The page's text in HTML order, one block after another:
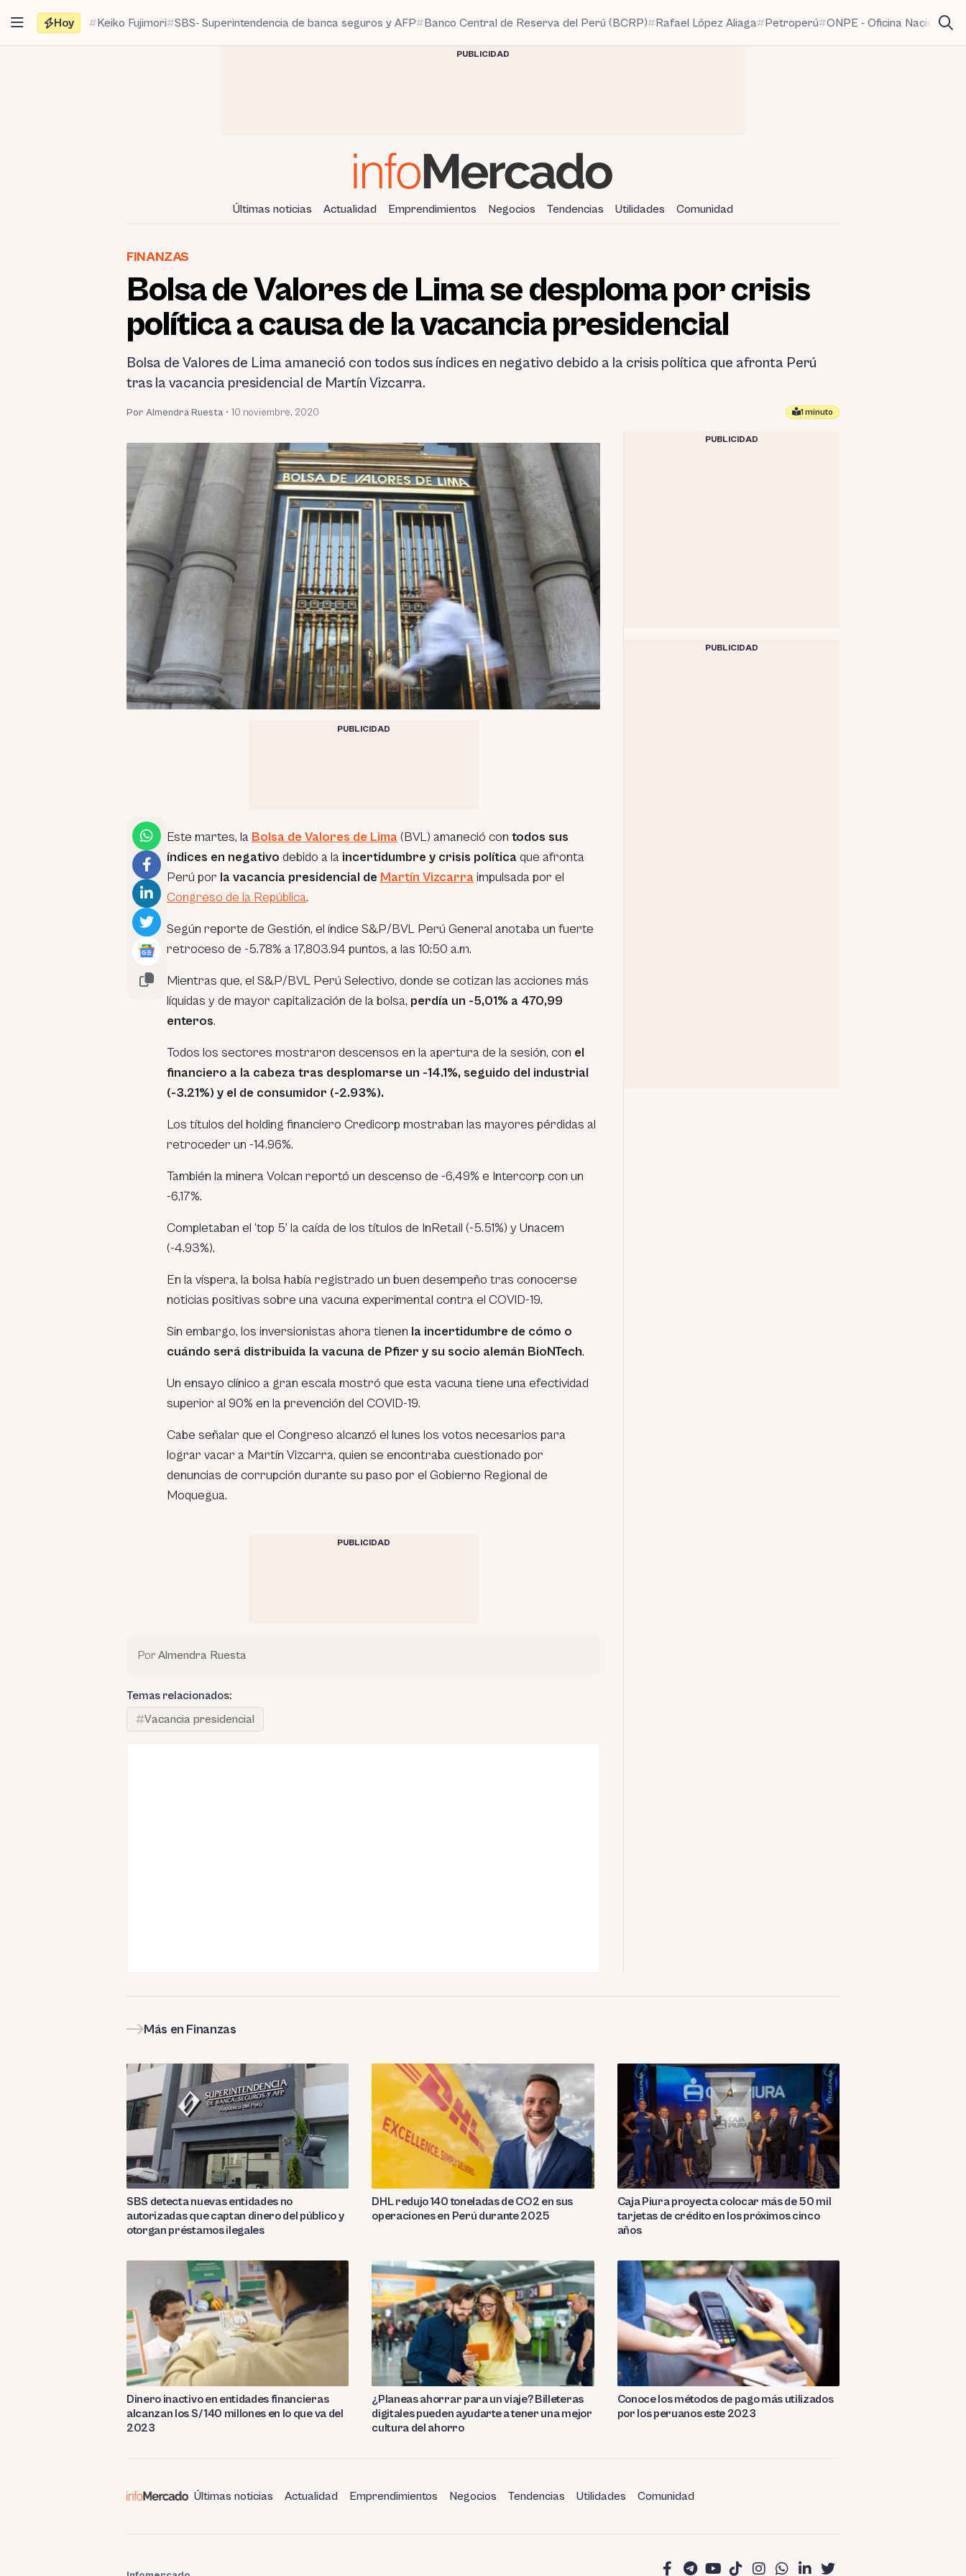
contenido
Hoy Keiko Fujimori SBS- Superintendencia de banca seguros y AFP Banco Central de Reserva del Perú (BCRP) Rafael López Aliaga Petroperú ONPE - Oficina Nacional
PUBLICIDAD
Últimas noticias Actualidad Emprendimientos Negocios Tendencias Utilidades Comunidad
FINANZAS
Bolsa de Valores de Lima se desploma por crisis
política a causa de la vacancia presidencial
Bolsa de Valores de Lima amaneció con todos sus índices en negativo debido a la crisis política que afronta Perú
tras la vacancia presidencial de Martín Vizcarra.
Por Almendra Ruesta • 10 noviembre, 2020 1 minuto
PUBLICIDAD
Este martes, la Bolsa de Valores de Lima (BVL) amaneció con todos sus
índices en negativo debido a la incertidumbre y crisis política que afronta
Perú por la vacancia presidencial de Martín Vizcarra impulsada por el
Congreso de la República.
Según reporte de Gestión, el índice S&P/BVL Perú General anotaba un fuerte
retroceso de -5.78% a 17,803.94 puntos, a las 10:50 a.m.
Mientras que, el S&P/BVL Perú Selectivo, donde se cotizan las acciones más
líquidas y de mayor capitalización de la bolsa, perdía un -5,01% a 470,99
enteros.
Todos los sectores mostraron descensos en la apertura de la sesión, con el
financiero a la cabeza tras desplomarse un -14.1%, seguido del industrial
(-3.21%) y el de consumidor (-2.93%).
Los títulos del holding financiero Credicorp mostraban las mayores pérdidas al
retroceder un -14.96%.
También la minera Volcan reportó un descenso de -6,49% e Intercorp con un
-6,17%.
Completaban el ‘top 5’ la caída de los títulos de InRetail (-5.51%) y Unacem
(-4.93%).
En la víspera, la bolsa había registrado un buen desempeño tras conocerse
noticias positivas sobre una vacuna experimental contra el COVID-19.
Sin embargo, los inversionistas ahora tienen la incertidumbre de cómo o
cuándo será distribuida la vacuna de Pfizer y su socio alemán BioNTech.
Un ensayo clínico a gran escala mostró que esta vacuna tiene una efectividad
superior al 90% en la prevención del COVID-19.
Cabe señalar que el Congreso alcanzó el lunes los votos necesarios para
lograr vacar a Martín Vizcarra, quien se encontraba cuestionado por
denuncias de corrupción durante su paso por el Gobierno Regional de
Moquegua.
PUBLICIDAD
Por Almendra Ruesta
Temas relacionados:
Vacancia presidencial
PUBLICIDAD
PUBLICIDAD
Más en Finanzas
SBS detecta nuevas entidades no
autorizadas que captan dinero del público y
otorgan préstamos ilegales
DHL redujo 140 toneladas de CO2 en sus
operaciones en Perú durante 2025
Caja Piura proyecta colocar más de 50 mil
tarjetas de crédito en los próximos cinco
años
Dinero inactivo en entidades financieras
alcanzan los S/ 140 millones en lo que va del
2023
¿Planeas ahorrar para un viaje? Billeteras
digitales pueden ayudarte a tener una mejor
cultura del ahorro
Conoce los métodos de pago más utilizados
por los peruanos este 2023
Últimas noticias Actualidad Emprendimientos Negocios Tendencias Utilidades Comunidad